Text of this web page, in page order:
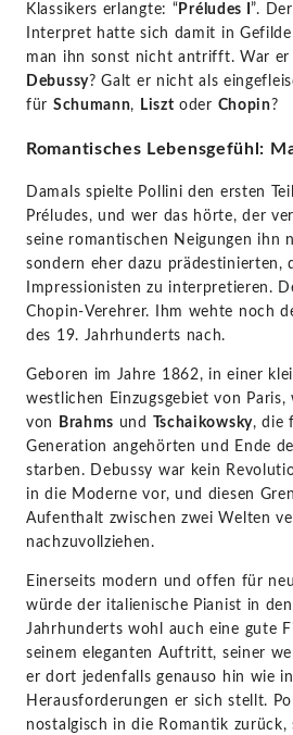
Klassikers erlangte: “ Préludes I ”.
Interpret hatte sich damit in
man ihn sonst nicht antrifft. War
Debussy? Galt er nicht als
für Schumann, Liszt oder Chopin?
Romantisches Lebensgefühl:
Damals spielte Pollini den ersten
Préludes, und wer das hörte, der
seine romantischen Neigungen ihn
sondern eher dazu prädestinierten,
Impressionisten zu interpretieren.
Chopin-Verehrer. Ihm wehte noch
des 19. Jahrhunderts nach.
Geboren im Jahre 1862, in einer
westlichen Einzugsgebiet von Paris,
von
Brahms und Tschaikowsky, die
Generation angehörten und Ende
starben. Debussy war kein
in die Moderne vor, und diesen
Aufenthalt zwischen zwei Welten
nachzuvollziehen.
Einerseits modern und offen für
würde der italienische Pianist in
Jahrhunderts wohl auch eine gute
seinem eleganten Auftritt, seiner
er dort jedenfalls genauso hin wie
Herausforderungen er sich stellt.
nostalgisch in die Romantik